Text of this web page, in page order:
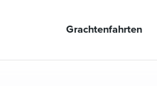
Grachtenfahrten